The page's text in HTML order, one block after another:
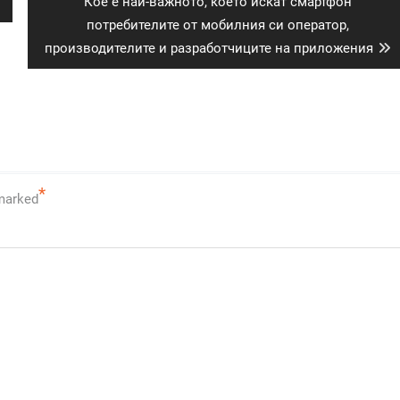
post:
потребителите от мобилния си оператор,
производителите и разработчиците на приложения
*